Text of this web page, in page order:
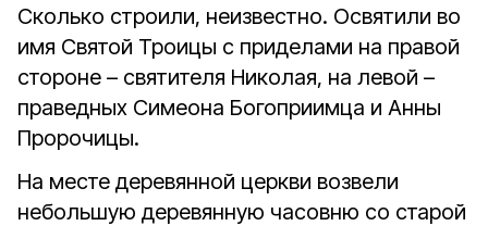
Сколько строили, неизвестно. Освятили во
имя Святой Троицы с приделами на правой
стороне – святителя Николая, на левой –
праведных Симеона Богоприимца и Анны
Пророчицы.
На месте деревянной церкви возвели
небольшую деревянную часовню со старой